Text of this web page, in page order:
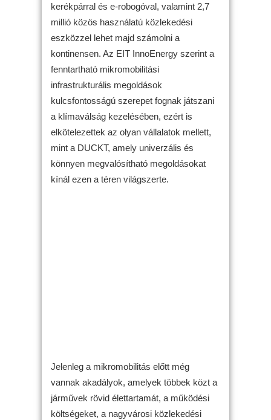
kerékpárral és e-robogóval, valamint 2,7
millió közös használatú közlekedési
eszközzel lehet majd számolni a
kontinensen. Az EIT InnoEnergy szerint a
fenntartható mikromobilitási
infrastrukturális megoldások
kulcsfontosságú szerepet fognak játszani
a klímaválság kezelésében, ezért is
elkötelezettek az olyan vállalatok mellett,
mint a DUCKT, amely univerzális és
könnyen megvalósítható megoldásokat
kínál ezen a téren világszerte.
Jelenleg a mikromobilitás előtt még
vannak akadályok, amelyek többek közt a
járművek rövid élettartamát, a működési
költségeket, a nagyvárosi közlekedési